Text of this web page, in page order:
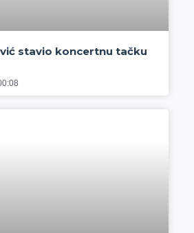
stavio koncertnu tačku